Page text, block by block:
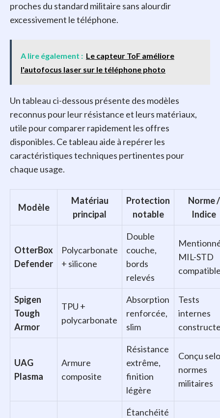
proches du standard militaire sans alourdir
excessivement le téléphone.
A lire également : Le capteur ToF améliore
l'autofocus laser sur le téléphone photo
Un tableau ci-dessous présente des modèles
reconnus pour leur résistance et leurs matériaux,
utile pour comparer rapidement les offres
disponibles. Ce tableau aide à repérer les
caractéristiques techniques pertinentes pour
chaque usage.
Modèle
Matériau
principal
Protection
notable
Norme /
Indice
OtterBox
Defender
Polycarbonate
+ silicone
Double
couche,
bords
relevés
MIL-STD
Spigen
Tough
Armor
TPU +
polycarbonate
Absorption
renforcée,
slim
Tests
internes
UAG
Plasma
Armure
composite
Résistance
extrême,
finition
légère
Conçu
normes
militaires
Étanchéité